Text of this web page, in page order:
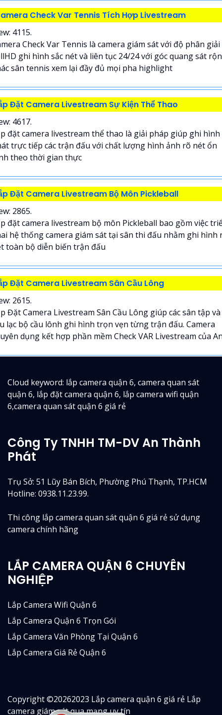
Check Var Tennis Tích Hợp Livestream
4115.
Check Var Tennis là camera giám sát với độ phân giải
ghi hình sắc nét và liên tục 24/24 với góc quang sát
sân tennis xem lại đầy đủ mọi pha highlight
Đặt Camera Livestream Sự Kiện Thể Thao
4617.
đặt camera livestream thể thao là giải pháp giúp ghi hình
trực tiếp các trận đấu với chất lượng hình ảnh rõ nét ổn
theo thời gian thực
Đặt Camera Livestream Bộ Môn Pickleball
2865.
đặt camera livestream bộ môn Pickleball bao gồm việc
hệ thống camera giám sát tại sân thi đấu nhằm ghi hình
toàn bộ diễn biến trận đấu
Đặt Camera Livestream Sân Cầu Lông
2615.
Đặt Camera Livestream Sân Cầu Lông giúp các sân tập và
lạc bộ cầu lônh ghi hình trọn vẹn từng trận đấu. Camera
dụng kết hợp phần mềm Check VAR Livestream của
Cloud keyword: lắp camera quận 6, camera quan sát
quận 6, lắp đặt camera quận 6, lắp camera wifi quận
6,camera quan sát quận 6 giá rẻ
Công Ty TNHH TM-DV An Thành
Phát
Trụ Sở: 51 Lũy Bán Bích, Phường Phú Thạnh, TP.HCM
Hotline: 0938.11.23.99.
Thi công lắp camera quan sát quận 6 giá rẻ sử dụng
camera chính hãng
LẮP CAMERA QUẬN 6 CHUYÊN
NGHIỆP
Lắp Camera Wifi Quận 6
Lắp Camera Quận 6 Trọn Gói
Lắp Camera Văn Phòng Tại Quận 6
Lắp Camera Giá Rẻ Quận 6
Copyright ©20262023 Lắp camera quận 6 giá rẻ Lắp
camera giám sát qua mạng uy tín